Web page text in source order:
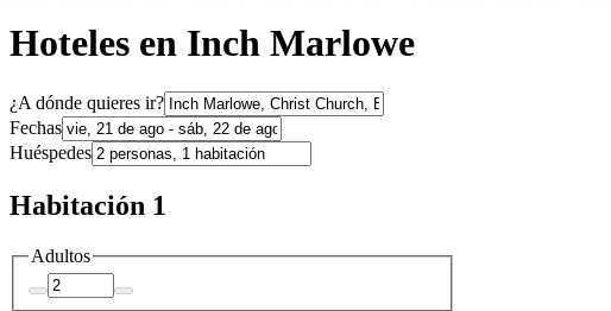
Hoteles en Inch Marlowe
¿A dónde quieres ir?
Fechas
Huéspedes
Habitación 1
Adultos